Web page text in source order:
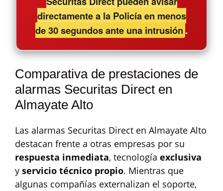
directamente a la Policía en menos
de 30 segundos ante una intrusión .
Comparativa de prestaciones de
alarmas Securitas Direct en
Almayate Alto
Las alarmas Securitas Direct en Almayate Alto
destacan frente a otras empresas por su
respuesta inmediata, tecnología exclusiva
y servicio técnico propio. Mientras que
algunas compañías externalizan el soporte,